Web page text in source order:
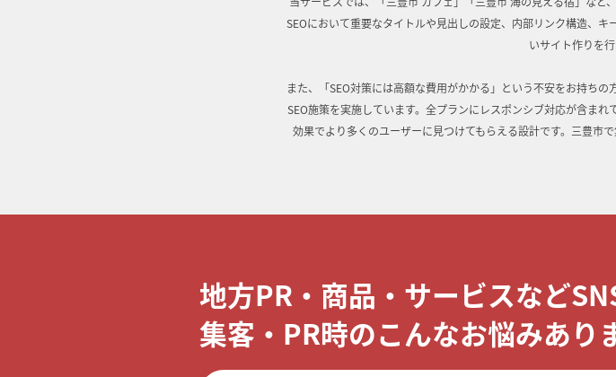
SEOにおいて重要なタイトルや見出しの設定、内部リンク構造、
いサイト作りを行
また、「SEO対策には高額な費用がかかる」という不安をお持ち
SEO施策を実施しています。全プランにレスポンシブ対応が含ま
効果でより多くのユーザーに見つけてもらえる設計です。三豊市
地方PR・商品・サービスなど
集客・PR時のこんなお悩みあり